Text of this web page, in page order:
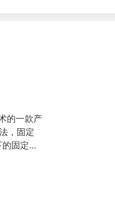
的一款产
，固定
固定效
导航和